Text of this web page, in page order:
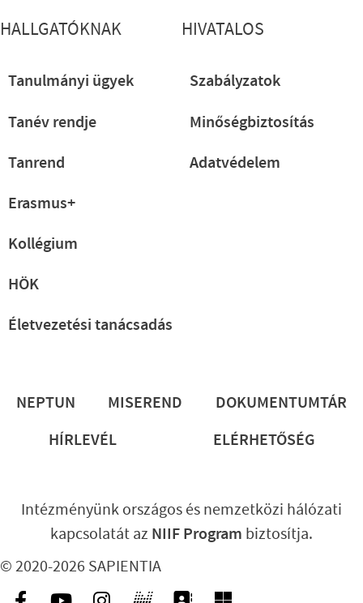
HALLGATÓKNAK
Tanulmányi ügyek
Tanév rendje
Tanrend
Erasmus+
Kollégium
HÖK
Életvezetési tanácsadás
HIVATALOS
Szabályzatok
Minőségbiztosítás
Adatvédelem
Lábléc
NEPTUN MISEREND
DOKUMENTUMTÁR
HÍRLEVÉL
ELÉRHETŐSÉG
© 2020-2026 SAPIENTIA
Intézményünk országos és nemzetközi hálózati
kapcsolatát az NIIF Program biztosítja.